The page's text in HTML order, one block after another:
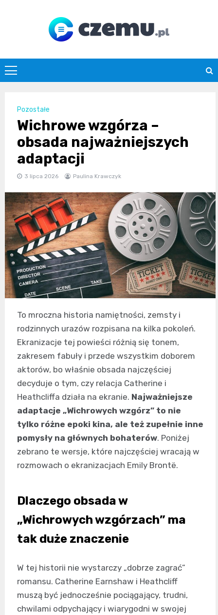
czemu.pl
Pozostałe
Wichrowe wzgórza –
obsada najważniejszych
adaptacji
3 lipca 2026 Paulina Krawczyk
To mroczna historia namiętności, zemsty i
rodzinnych urazów rozpisana na kilka pokoleń.
Ekranizacje tej powieści różnią się tonem,
zakresem fabuły i przede wszystkim doborem
aktorów, bo właśnie obsada najczęściej
decyduje o tym, czy relacja Catherine i
Heathcliffa działa na ekranie. Najważniejsze
adaptacje „Wichrowych wzgórz” to nie
tylko różne epoki kina, ale też zupełnie inne
pomysły na głównych bohaterów. Poniżej
zebrano te wersje, które najczęściej wracają w
rozmowach o ekranizacjach Emily Brontë.
Dlaczego obsada w
„Wichrowych wzgórzach” ma
tak duże znaczenie
W tej historii nie wystarczy „dobrze zagrać”
romansu. Catherine Earnshaw i Heathcliff
muszą być jednocześnie pociągający, trudni,
chwilami odpychający i wiarygodni w swojej